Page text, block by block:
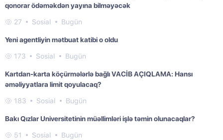
qonorar ödəməkdən yayına bilməyəcək
27 Sosial Bugün
Yeni agentliyin mətbuat katibi o oldu
173 Sosial Bugün
Kartdan-karta köçürmələrlə bağlı VACİB AÇIQLAMA: Hansı
əməliyyatlara limit qoyulacaq?
183 Sosial Bugün
Bakı Qızlar Universitetinin müəllimləri işlə təmin olunacaqlar?
51 Sosial Bugün